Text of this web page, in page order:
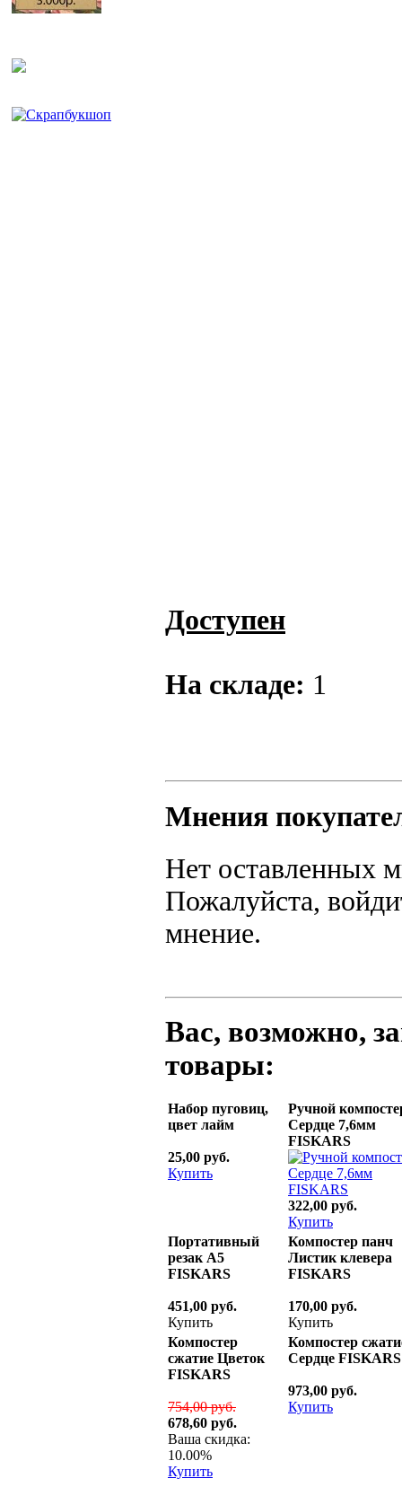
Доступен
На складе: 1
Мнения
Нет оставленных
Пожалуйста,
мнение.
Вас, возможно,
товары:
Набор пуговиц,
цвет лайм
25,00 руб.
Купить
Ручной
Сердце 7,6мм
FISKARS
322,00 руб.
Купить
Портативный
резак А5
FISKARS
451,00 руб.
Купить
Компостер панч
Листик клевера
FISKARS
170,00 руб.
Купить
Компостер
сжатие Цветок
FISKARS
754,00 руб.
678,60 руб.
Ваша скидка:
10.00%
Купить
Компостер
Сердце FISKARS
973,00 руб.
Купить